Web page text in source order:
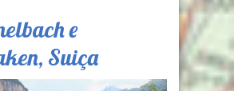
e
Suiça